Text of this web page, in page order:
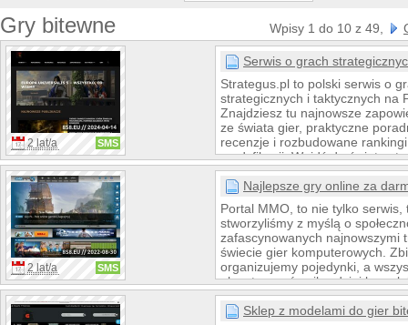
Gry bitewne Wpisy 1 do 10 z 49,
2 lat/a SMS
Serwis o grach
Strategus.pl to polski serwis o
strategicznych i taktycznych na
Znajdziesz tu najnowsze
ze świata gier, praktyczne
recenzje i rozbudowane
modyfikacji. Wejdź do świata
2 lat/a SMS
Najlepsze gry online za
Portal MMO, to nie tylko serwis,
stworzyliśmy z myślą o
zafascynowanych najnowszymi
świecie gier komputerowych.
organizujemy pojedynki, a
aby stworzyć najbardziej
kompendium najlepszych gier
na rynku. Nasz innowacyjny
Sklep z modelami do gier